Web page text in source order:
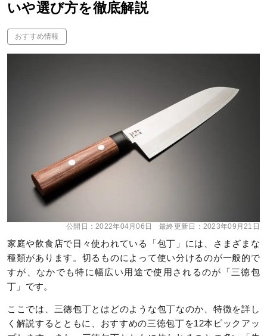
いや選び方を徹底解説
おすすめ情報
公開日： 2022年04月06日 最終更新日： 2023年09月21日
家庭や飲食店で日々使われている「包丁」には、さまざまな
種類があります。切るものによって使い分けるのが一般的で
すが、なかでも特に幅広い用途で使用されるのが「三徳包
丁」です。
ここでは、三徳包丁とはどのような包丁なのか、特徴を詳し
く解説するとともに、おすすめの三徳包丁を12本ピックアッ